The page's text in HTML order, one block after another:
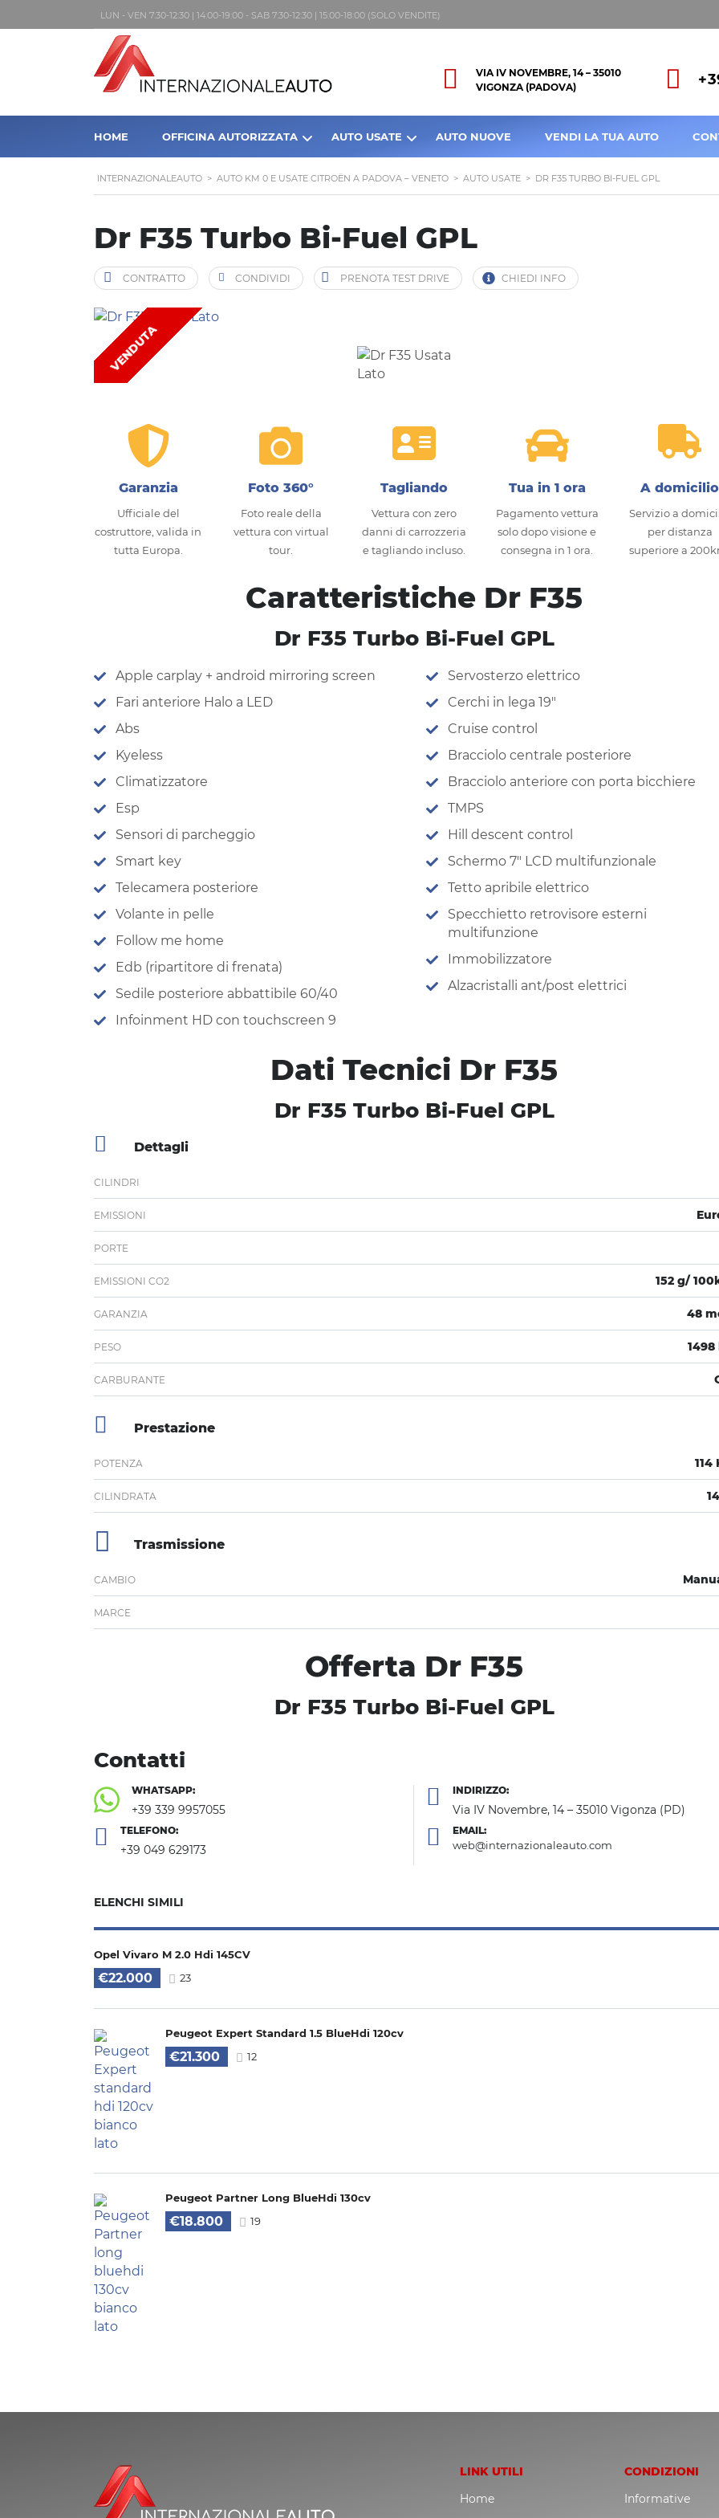
LUN - VEN 7:30-12:30 | 14:00-19:00 - SAB 7:30-12:30 | 15:00-18:00 (SOLO VENDITE)
VIA IV NOVEMBRE, 14 – 35010
VIGONZA (PADOVA)
HOME OFFICINA AUTORIZZATA AUTO USATE AUTO NUOVE VENDI LA TUA AUTO
INTERNAZIONALEAUTO > AUTO KM 0 E USATE CITROËN A PADOVA – VENETO > AUTO USATE > DR F35 TURBO BI-FUEL GPL
Dr F35 Turbo Bi-Fuel GPL
CONTRATTO CONDIVIDI PRENOTA TEST DRIVE CHIEDI INFO
VENDUTA
Garanzia
Ufficiale del
costruttore, valida in
tutta Europa.
Foto 360°
Foto reale della
vettura con virtual
tour.
Tagliando
Vettura con zero
danni di carrozzeria
e tagliando incluso.
Tua in 1 ora
Pagamento vettura
solo dopo visione e
consegna in 1 ora.
A domicilio
Servizio a
per distanza
superiore a
Caratteristiche Dr F35
Dr F35 Turbo Bi-Fuel GPL
Apple carplay + android mirroring screen
Fari anteriore Halo a LED
Abs
Kyeless
Climatizzatore
Esp
Sensori di parcheggio
Smart key
Telecamera posteriore
Volante in pelle
Follow me home
Edb (ripartitore di frenata)
Sedile posteriore abbattibile 60/40
Infoinment HD con touchscreen 9
Servosterzo elettrico
Cerchi in lega 19″
Cruise control
Bracciolo centrale posteriore
Bracciolo anteriore con porta bicchiere
TMPS
Hill descent control
Schermo 7″ LCD multifunzionale
Tetto apribile elettrico
Specchietto retrovisore esterni
multifunzione
Immobilizzatore
Alzacristalli ant/post elettrici
Dati Tecnici Dr F35
Dr F35 Turbo Bi-Fuel GPL
Dettagli
CILINDRI
EMISSIONI
PORTE
EMISSIONI CO2 152 g/
GARANZIA 48
PESO 1498
CARBURANTE
Prestazione
POTENZA 114
CILINDRATA
Trasmissione
CAMBIO
MARCE
Offerta Dr F35
Dr F35 Turbo Bi-Fuel GPL
Contatti
WHATSAPP:
+39 339 9957055
TELEFONO:
+39 049 629173
INDIRIZZO:
Via IV Novembre, 14 – 35010 Vigonza (PD)
EMAIL:
web@internazionaleauto.com
ELENCHI SIMILI
Opel Vivaro M 2.0 Hdi 145CV
€22.000 23
Peugeot Expert Standard 1.5 BlueHdi 120cv
€21.300 12
Peugeot Partner Long BlueHdi 130cv
€18.800 19
LINK UTILI
Home
CONDIZIONI
Informative